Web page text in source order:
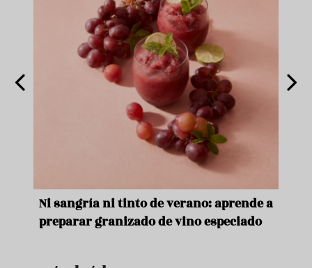
Ni sangría ni tinto de verano: aprende a
preparar granizado de vino especiado